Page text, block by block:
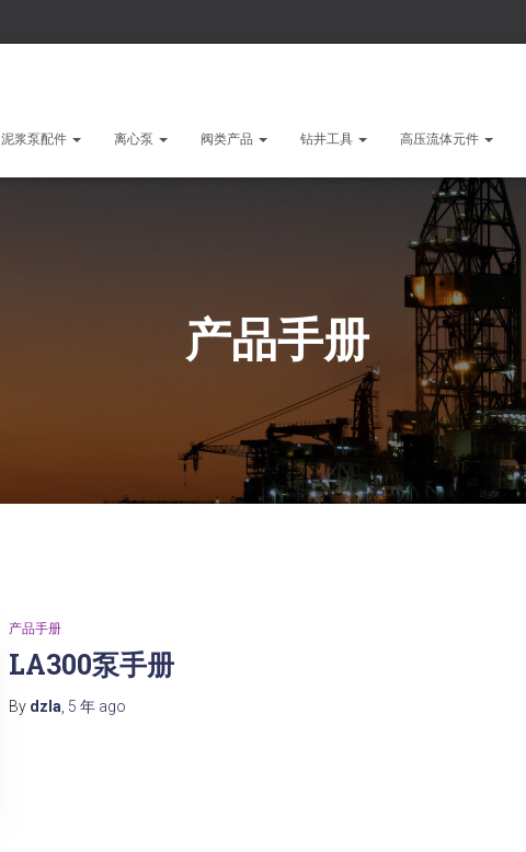
泥浆泵配件 离心泵 阀类产品 钻井工具 高压流体元件
产品手册
产品手册
LA300泵手册
By dzla 5 年 ago